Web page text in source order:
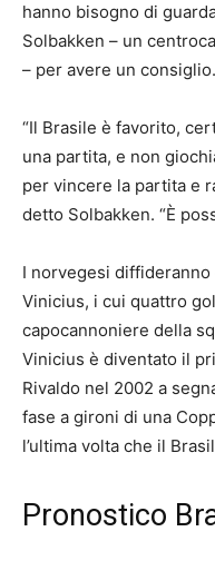
hanno bisogno di
Solbakken – un
– per avere un consiglio.
“Il Brasile è favorito,
una partita, e non
per vincere la partita e
detto Solbakken. “È
I norvegesi
Vinicius, i cui quattro
capocannoniere della
Vinicius è diventato il
Rivaldo nel 2002 a
fase a gironi di una
l’ultima volta che il
Pronostico